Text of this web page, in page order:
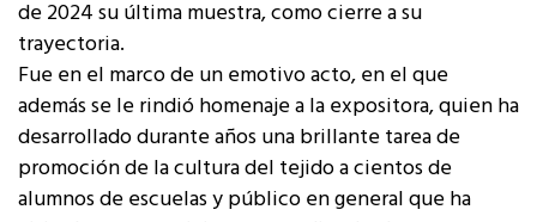
de 2024 su última muestra, como cierre a su
trayectoria.
Fue en el marco de un emotivo acto, en el que
además se le rindió homenaje a la expositora, quien ha
desarrollado durante años una brillante tarea de
promoción de la cultura del tejido a cientos de
alumnos de escuelas y público en general que ha